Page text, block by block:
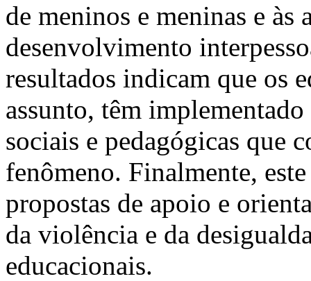
de meninos e meninas e
desenvolvimento
resultados indicam que os
assunto, têm
sociais e pedagógicas que
fenômeno. Finalmente,
propostas de apoio e
da violência e da
educacionais.